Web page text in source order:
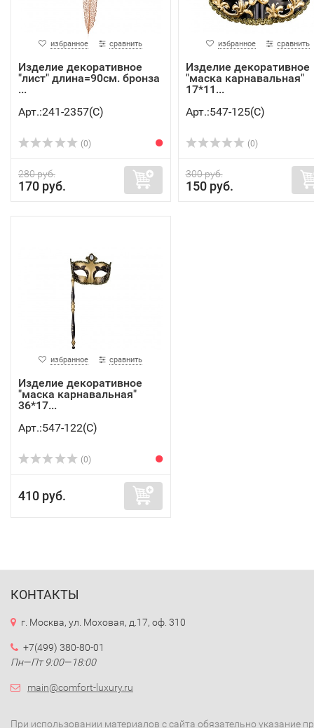
избранное сравнить
Изделие декоративное
"лист" длина=90см. бронза
...
Арт.:241-2357(C)
(0)
280 руб.
170 руб.
избранное сравнить
Изделие декоративное
"маска карнавальная"
17*11...
Арт.:547-125(C)
(0)
300 руб.
150 руб.
избранное сравнить
Изделие декоративное
"маска карнавальная"
36*17...
Арт.:547-122(C)
(0)
410 руб.
КОНТАКТЫ
г. Москва, ул. Моховая, д.17, оф. 310
+7(499) 380-80-01
Пн—Пт 9:00—18:00
main@comfort-luxury.ru
При использовании материалов с сайта обязательно указание